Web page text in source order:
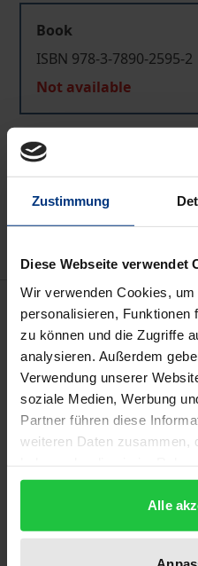
Zustimmung
Diese Webseite verwendet
Wir verwenden Cookies,
personalisieren, Funktionen
zu können und die Zugriffe
analysieren. Außerdem
Verwendung unserer
soziale Medien, Werbung
Partner führen diese
weiteren Daten zusammen,
gesammelt haben.
Alle
Book
ISBN 978-3-7890-2595-2
Not available
Add to Wish List
Delivery cost notice
Bibliographical data
Edition
1
ISBN